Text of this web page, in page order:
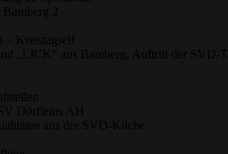
2
– Kreistagself
„LICK“ aus Bamberg, Auftritt der SVD-
Dörfleins AH
aus der SVD-Küche